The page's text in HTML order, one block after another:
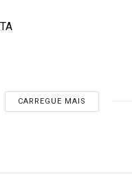
CARREGUE MAIS